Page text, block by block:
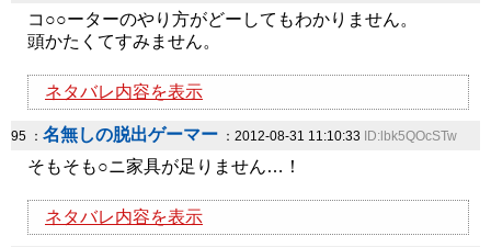
コ○○ーターのやり方がどーしてもわかりません。
頭かたくてすみません。
ネタバレ内容を表示
95 ： 名無しの脱出ゲーマー ：2012-08-31 11:10:33 ID:lbk5QOcSTw
そもそも○ニ家具が足りません…！
ネタバレ内容を表示